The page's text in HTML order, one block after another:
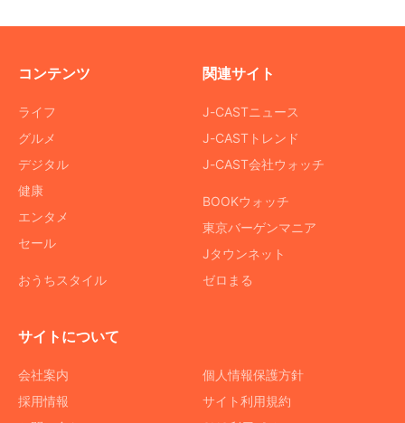
コンテンツ
ライフ
グルメ
デジタル
健康
エンタメ
セール
おうちスタイル
関連サイト
J-CASTニュース
J-CASTトレンド
J-CAST会社ウォッチ
BOOKウォッチ
東京バーゲンマニア
Jタウンネット
ゼロまる
サイトについて
会社案内
採用情報
個人情報保護方針
サイト利用規約